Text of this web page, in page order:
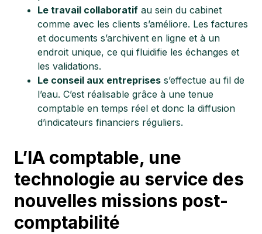
Le travail collaboratif au sein du cabinet
comme avec les clients s’améliore. Les factures
et documents s’archivent en ligne et à un
endroit unique, ce qui fluidifie les échanges et
les validations.
Le conseil aux entreprises s’effectue au fil de
l’eau. C’est réalisable grâce à une tenue
comptable en temps réel et donc la diffusion
d’indicateurs financiers réguliers.
L’IA comptable, une
technologie au service des
nouvelles missions post-
comptabilité